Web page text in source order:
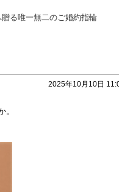
る唯一無二のご婚約指輪
2025年10月10日
。